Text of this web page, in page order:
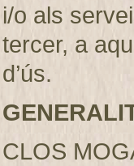
i/o als
tercer, a
d’ús.
CLOS